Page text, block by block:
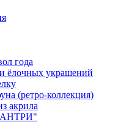
года
ёлочных украшений
(ретро-коллекция)
акрила